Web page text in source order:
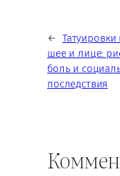
← Татуировки
шее и лице:
боль и
последствия